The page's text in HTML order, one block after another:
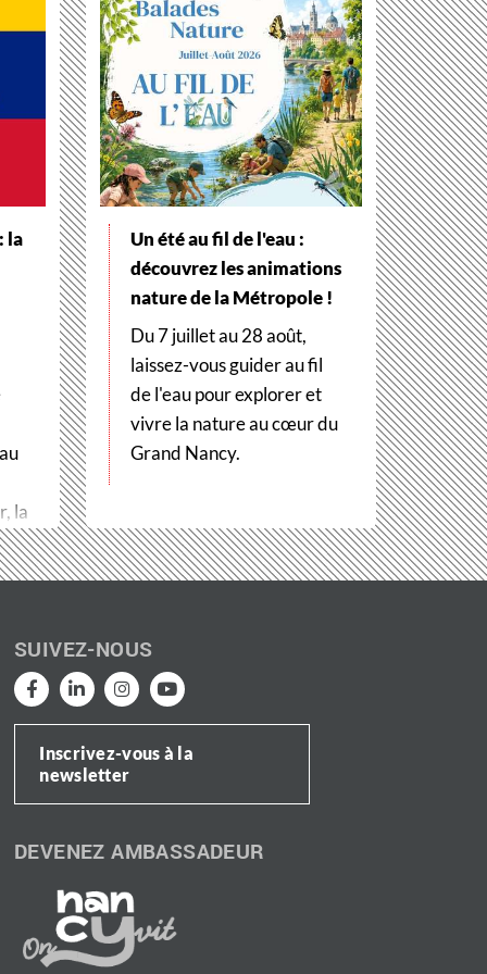
la
la
Un été au fil de l'eau :
découvrez les animations
nature de la Métropole !
Du 7 juillet au 28 août,
laissez-vous guider au fil
de l'eau pour explorer et
vivre la nature au cœur du
Grand Nancy.
SUIVEZ-NOUS
Inscrivez-vous à la
newsletter
DEVENEZ AMBASSADEUR